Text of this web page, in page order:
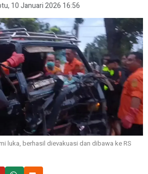
10 Januari 2026 16:56
luka, berhasil dievakuasi dan dibawa ke RS